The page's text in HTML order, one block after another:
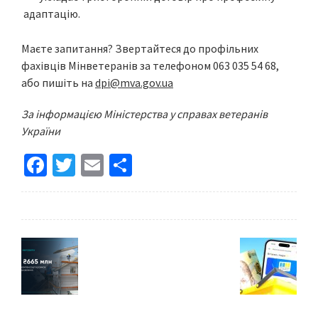
адаптацію.
Маєте запитання? Звертайтеся до профільних
фахівців Мінветеранів за телефоном 063 035 54 68,
або пишіть на dpi@mva.gov.ua
За інформацією Міністерства у справах ветеранів
України
Fa
ce
o
o
k
T
wi
er
E
m h